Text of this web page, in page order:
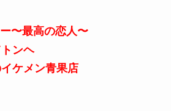
〜最高の恋人〜
ンヘ
ケメン青果店